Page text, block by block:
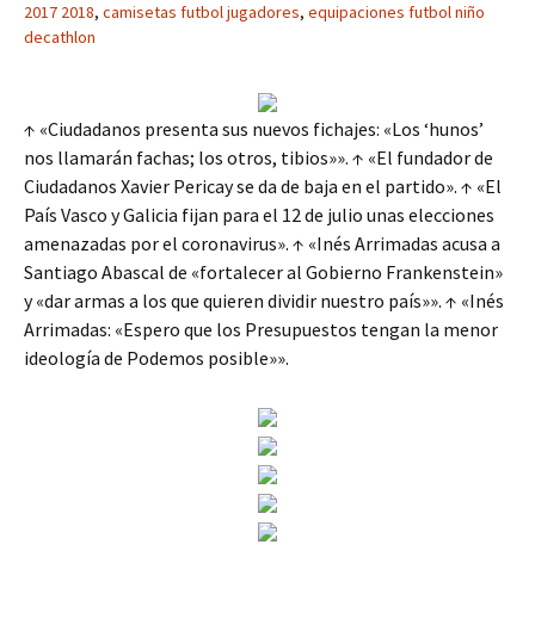
2017 2018, camisetas futbol jugadores, equipaciones futbol niño
decathlon
↑ «Ciudadanos presenta sus nuevos fichajes: «Los ‘hunos’
nos llamarán fachas; los otros, tibios»». ↑ «El fundador de
Ciudadanos Xavier Pericay se da de baja en el partido». ↑ «El
País Vasco y Galicia fijan para el 12 de julio unas elecciones
amenazadas por el coronavirus». ↑ «Inés Arrimadas acusa a
Santiago Abascal de «fortalecer al Gobierno Frankenstein»
y «dar armas a los que quieren dividir nuestro país»». ↑ «Inés
Arrimadas: «Espero que los Presupuestos tengan la menor
ideología de Podemos posible»».